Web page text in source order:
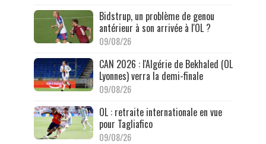
Bidstrup, un problème de genou
antérieur à son arrivée à l'OL ?
09/08/26
CAN 2026 : l'Algérie de Bekhaled (OL
Lyonnes) verra la demi-finale
09/08/26
OL : retraite internationale en vue
pour Tagliafico
09/08/26